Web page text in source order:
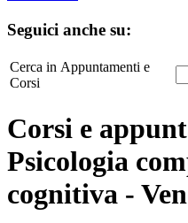
Seguici anche su:
Cerca in Appuntamenti e
Corsi
Corsi e
Psicologia
cognitiva -